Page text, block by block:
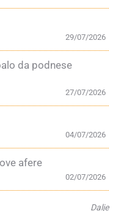
29/07/2026
da podnese
27/07/2026
04/07/2026
afere
02/07/2026
Dalje